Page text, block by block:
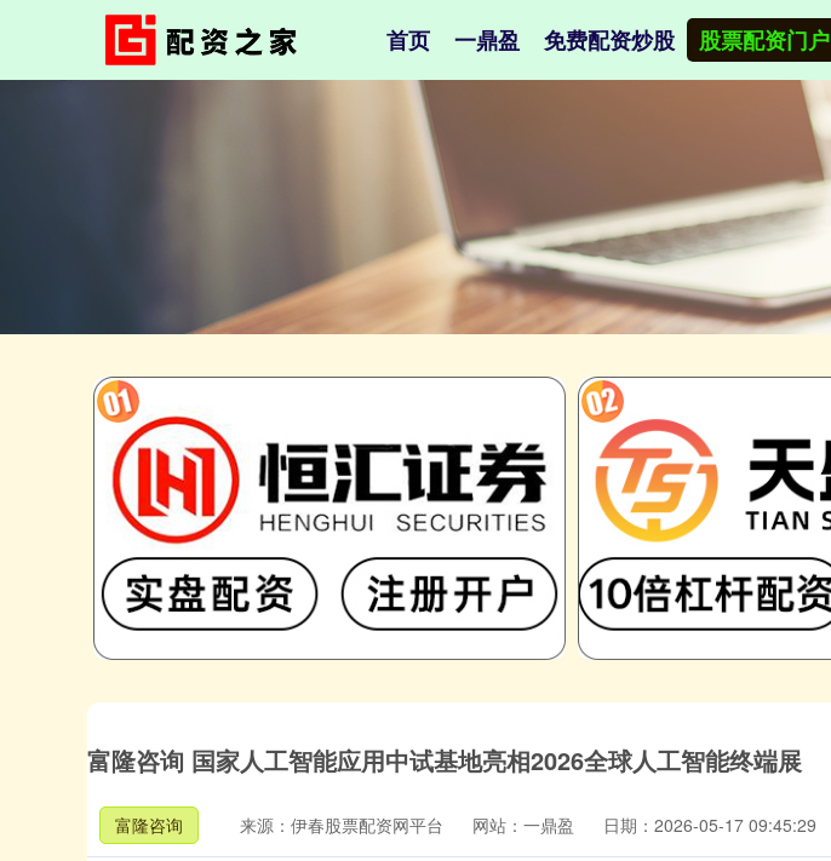
首页 一鼎盈 免费配资炒股 股票配资门户
富隆咨询 国家人工智能应用中试基地亮相2026全球人工智能终端展
富隆咨询 来源：伊春股票配资网平台 网站：一鼎盈 日期：2026-05-17 09:45:29